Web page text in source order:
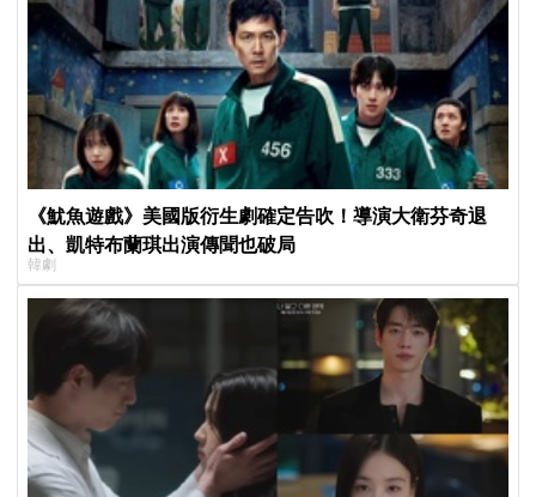
《魷魚遊戲》美國版衍生劇確定告吹！導演大衛芬奇退
出、凱特布蘭琪出演傳聞也破局
韓劇